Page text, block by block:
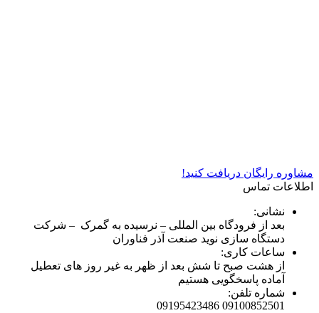
مشاوره رایگان دریافت کنید!
اطلاعات تماس
نشانی:
بعد از فرودگاه بین المللی – نرسیده به گمرک – شرکت
دستگاه سازی نوید صنعت آذر فناوران
ساعات کاری:
از هشت صبح تا شش بعد از ظهر به غیر روز های تعطیل
آماده پاسخگویی هستیم
شماره تلفن:
09100852501 09195423486